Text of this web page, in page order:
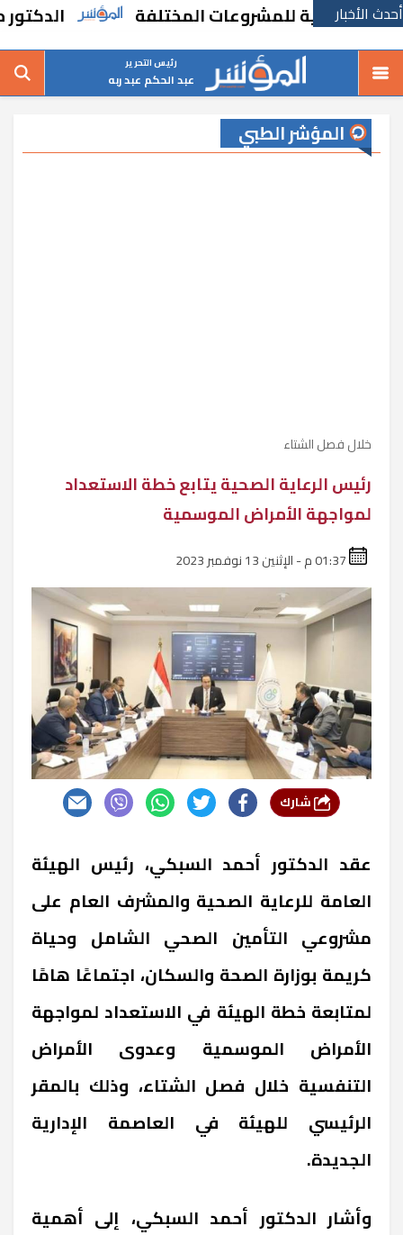
أحدث الأخبارللمشروعات المختلفة الدكتور حسين
رئيس التحرير
عبد الحكم عبد ربه
المؤشر الطبي
خلال فصل الشتاء
رئيس الرعاية الصحية يتابع خطة الاستعداد
لمواجهة الأمراض الموسمية
عقد الدكتور أحمد السبكي، رئيس الهيئة
العامة للرعاية الصحية والمشرف العام على
مشروعي التأمين الصحي الشامل وحياة
كريمة بوزارة الصحة والسكان، اجتماعًا هامًا
لمتابعة خطة الهيئة في الاستعداد لمواجهة
الأمراض الموسمية وعدوى الأمراض
التنفسية خلال فصل الشتاء، وذلك بالمقر
الرئيسي للهيئة في العاصمة الإدارية
الجديدة.
وأشار الدكتور أحمد السبكي، إلى أهمية